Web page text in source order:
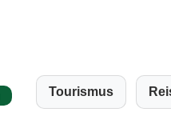
Tourismus